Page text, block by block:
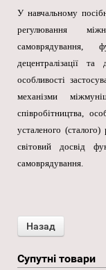
У навчальному
регулювання
самоврядування,
децентралізації та
особливості
механізми
співробітництва,
усталеного
світовий досвід
самоврядування.
Супутні товари